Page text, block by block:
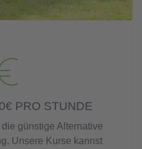
PRO STUNDE
günstige Alternative
Unsere Kurse kannst